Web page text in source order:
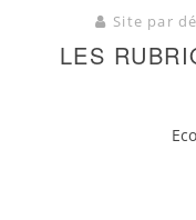
Site par
LES